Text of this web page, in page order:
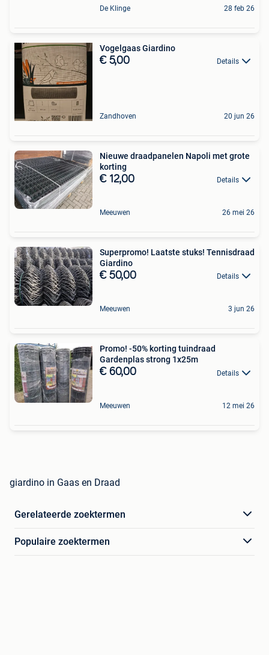
De Klinge 28 feb 26
Vogelgaas Giardino
€ 5,00 Details
Zandhoven 20 jun 26
Nieuwe draadpanelen Napoli met grote
korting
€ 12,00 Details
Meeuwen 26 mei 26
Superpromo! Laatste stuks! Tennisdraad
Giardino
€ 50,00 Details
Meeuwen 3 jun 26
Promo! -50% korting tuindraad
Gardenplas strong 1x25m
€ 60,00 Details
Meeuwen 12 mei 26
giardino in Gaas en Draad
Gerelateerde zoektermen
Populaire zoektermen